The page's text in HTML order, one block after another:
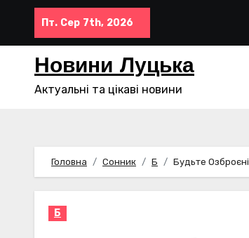
Перейти
контенту
Пт. Сер 7th, 2026
Новини Луцька
Актуальні та цікаві новини
Головна Сонник Б Будьте Озброєні
Б